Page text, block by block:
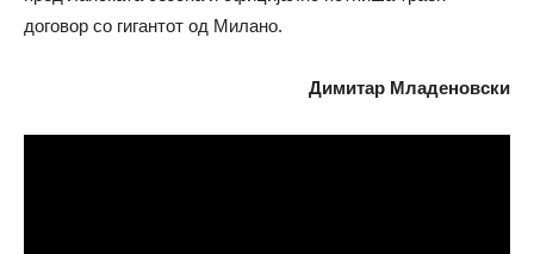
договор со гигантот од Милано.
Димитар Младеновски